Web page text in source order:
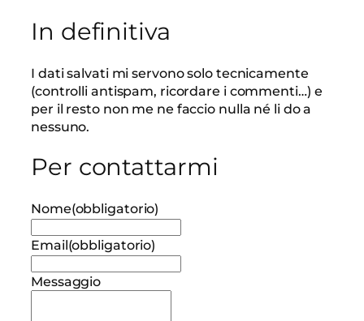
In definitiva
I dati salvati mi servono solo tecnicamente
(controlli antispam, ricordare i commenti…) e
per il resto non me ne faccio nulla né li do a
nessuno.
Per contattarmi
Nome(obbligatorio)
Email(obbligatorio)
Messaggio